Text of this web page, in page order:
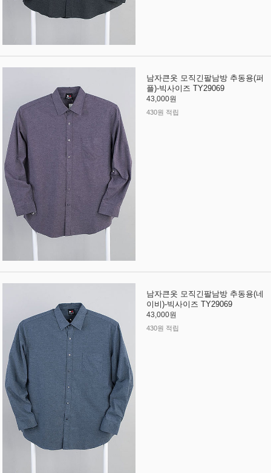
남자큰옷 모직긴팔남방 추동용(퍼
플)-빅사이즈 TY29069
43,000원
430원 적립
남자큰옷 모직긴팔남방 추동용(네
이비)-빅사이즈 TY29069
43,000원
430원 적립